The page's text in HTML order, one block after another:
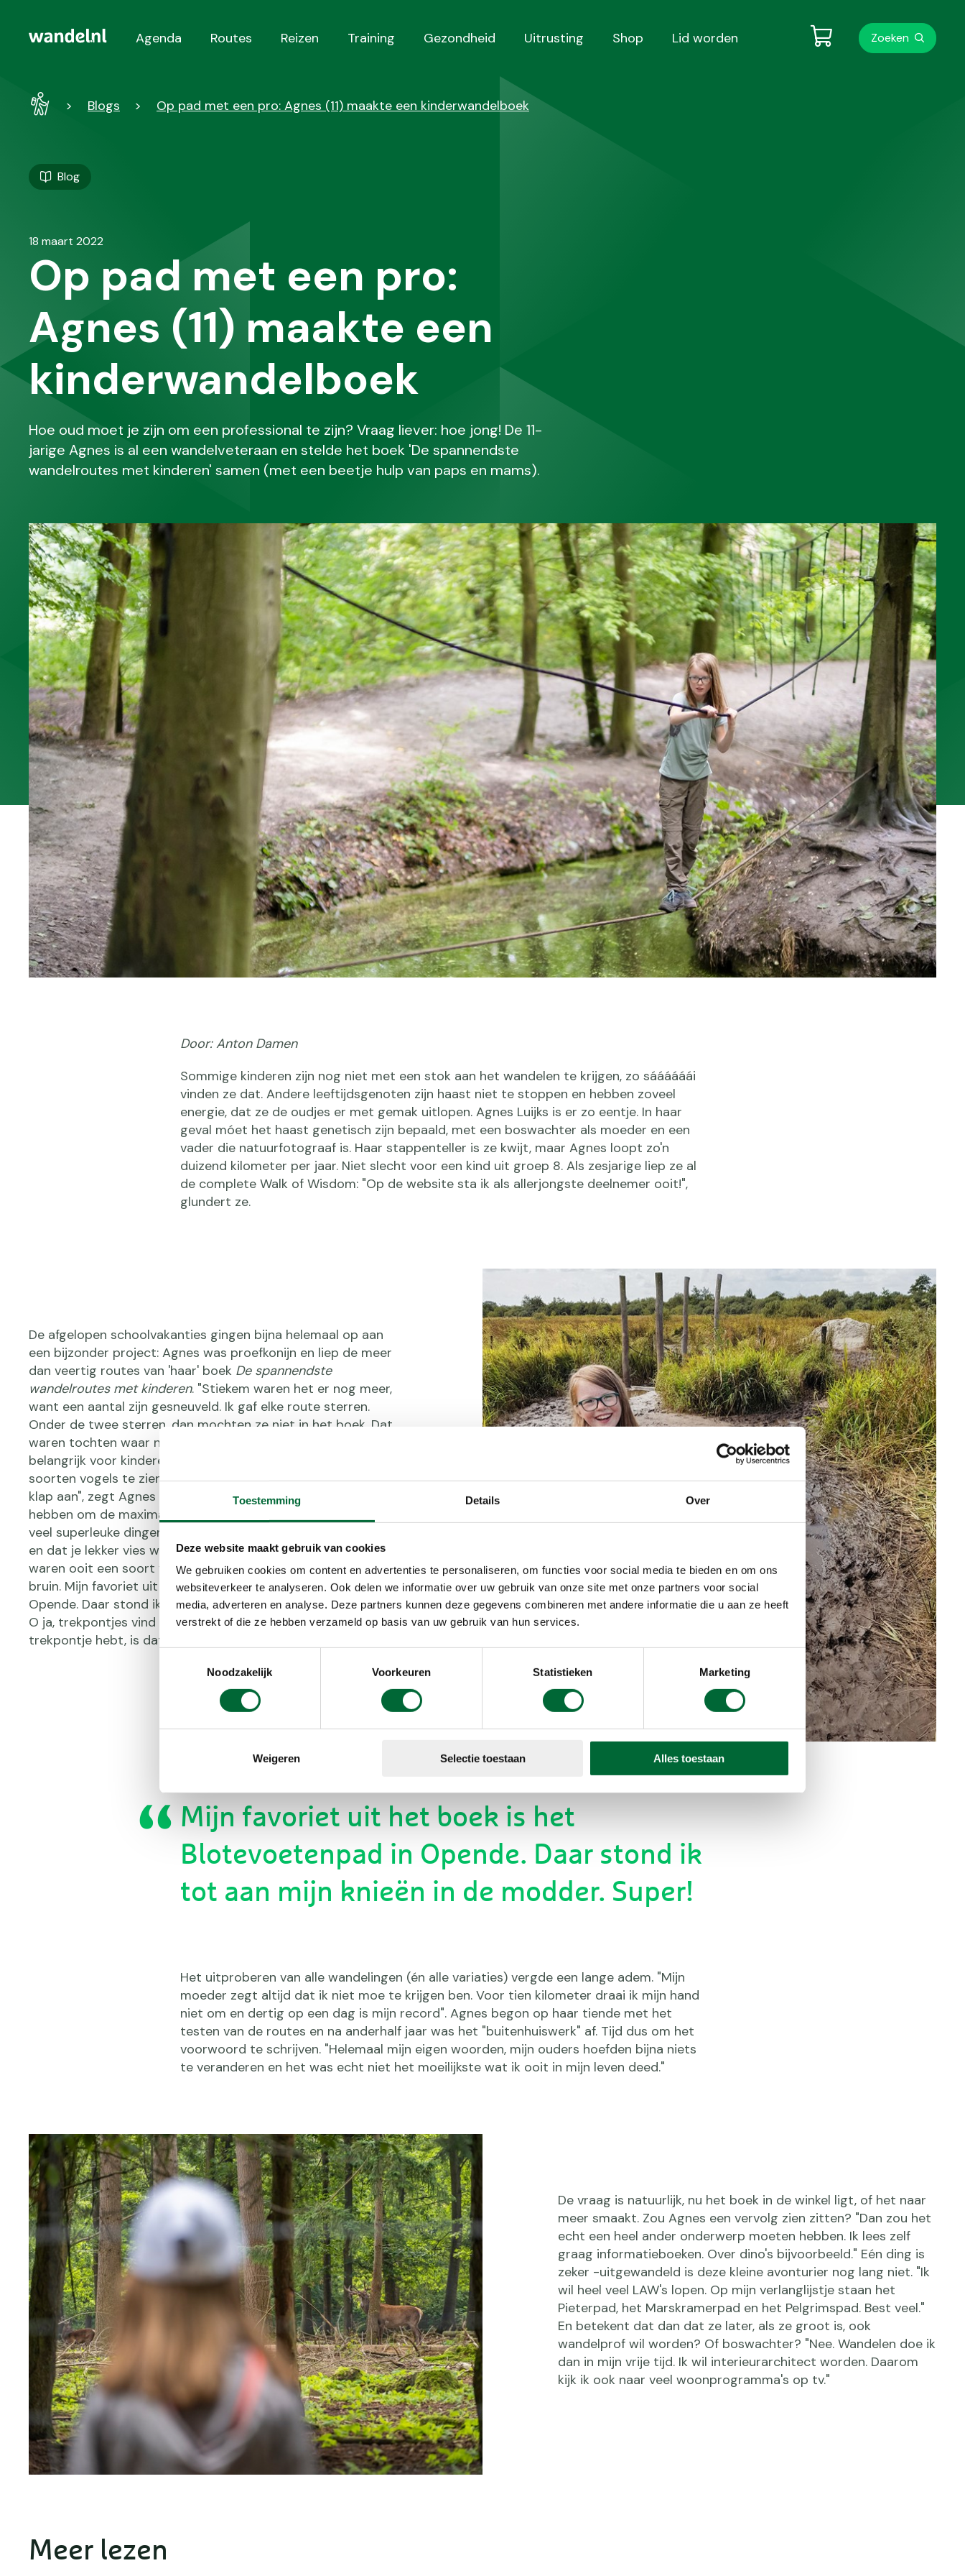
Toestemming Details Over
Deze website maakt gebruik van cookies
We gebruiken cookies om content en advertenties te personaliseren, om functies voor social media te bieden en om ons
websiteverkeer te analyseren. Ook delen we informatie over uw gebruik van onze site met onze partners voor social
media, adverteren en analyse. Deze partners kunnen deze gegevens combineren met andere informatie die u aan ze heeft
verstrekt of die ze hebben verzameld op basis van uw gebruik van hun services.
Noodzakelijk
Voorkeuren Statistieken Marketing
Weigeren Selectie toestaan Alles toestaan
Hoofdnavigatie
Agenda Routes Reizen Training Gezondheid Uitrusting Shop Lid worden Zoeken
WandelBlogs Op pad met een pro: Agnes (11) maakte een kinderwandelboek
Blog
18 maart 2022
Op pad met een pro:
Agnes (11) maakte een
kinderwandelboek
Hoe oud moet je zijn om een professional te zijn? Vraag liever: hoe jong! De 11-
jarige Agnes is al een wandelveteraan en stelde het boek 'De spannendste
wandelroutes met kinderen' samen (met een beetje hulp van paps en mams).
Door: Anton Damen
Sommige kinderen zijn nog niet met een stok aan het wandelen te krijgen, zo sáááááái
vinden ze dat. Andere leeftijdsgenoten zijn haast niet te stoppen en hebben zoveel
energie, dat ze de oudjes er met gemak uitlopen. Agnes Luijks is er zo eentje. In haar
geval móet het haast genetisch zijn bepaald, met een boswachter als moeder en een
vader die natuurfotograaf is. Haar stappenteller is ze kwijt, maar Agnes loopt zo'n
duizend kilometer per jaar. Niet slecht voor een kind uit groep 8. Als zesjarige liep ze al
de complete Walk of Wisdom: "Op de website sta ik als allerjongste deelnemer ooit!",
glundert ze.
De afgelopen schoolvakanties gingen bijna helemaal op aan
een bijzonder project: Agnes was proefkonijn en liep de meer
dan veertig routes van 'haar' boek De spannendste
wandelroutes met kinderen. "Stiekem waren het er nog meer,
want een aantal zijn gesneuveld. Ik gaf elke route sterren.
Onder de twee sterren, dan mochten ze niet in het boek. Dat
waren tochten waar niets op te beleven viel, want dat is
belangrijk voor kinderen. Als je wordt beloofd dat er tien
soorten vogels te zien zijn en je ziet er geen een, dan is er geen
klap aan", zegt Agnes heel beslist. Maar wat moet een route
hebben om de maximale vijfsterrenscore te oogsten? "Als er
veel superleuke dingen zijn! Een grote kans om dieren te zien,
en dat je lekker vies wordt. Modder is fijn. Mijn wandelschoenen
waren ooit een soort van blauw en nu zijn ze een soort van
bruin. Mijn favoriet uit het boek is het Blotevoetenpad in
Opende. Daar stond ik tot aan mijn knieën in de modder. Super!
O ja, trekpontjes vind ik ook te gek. Als je op een route een
trekpontje hebt, is dat meteen al 1 ster extra."
Mijn favoriet uit het boek is het
Blotevoetenpad in Opende. Daar stond ik
tot aan mijn knieën in de modder. Super!
Het uitproberen van alle wandelingen (én alle variaties) vergde een lange adem. "Mijn
moeder zegt altijd dat ik niet moe te krijgen ben. Voor tien kilometer draai ik mijn hand
niet om en dertig op een dag is mijn record". Agnes begon op haar tiende met het
testen van de routes en na anderhalf jaar was het "buitenhuiswerk" af. Tijd dus om het
voorwoord te schrijven. "Helemaal mijn eigen woorden, mijn ouders hoefden bijna niets
te veranderen en het was echt niet het moeilijkste wat ik ooit in mijn leven deed."
De vraag is natuurlijk, nu het boek in de winkel ligt, of het naar
meer smaakt. Zou Agnes een vervolg zien zitten? "Dan zou het
echt een heel ander onderwerp moeten hebben. Ik lees zelf
graag informatieboeken. Over dino's bijvoorbeeld." Eén ding is
zeker -uitgewandeld is deze kleine avonturier nog lang niet. "Ik
wil heel veel LAW's lopen. Op mijn verlanglijstje staan het
Pieterpad, het Marskramerpad en het Pelgrimspad. Best veel."
En betekent dat dan dat ze later, als ze groot is, ook
wandelprof wil worden? Of boswachter? "Nee. Wandelen doe ik
dan in mijn vrije tijd. Ik wil interieurarchitect worden. Daarom
kijk ik ook naar veel woonprogramma's op tv."
Meer lezen